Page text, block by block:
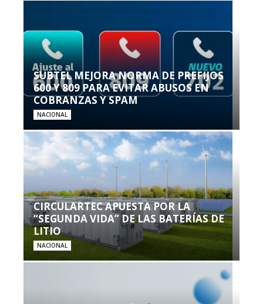
SUBTEL MEJORA NORMA DE PREFIJOS
600 Y 809 PARA EVITAR ABUSOS EN
COBRANZAS Y SPAM
NACIONAL
CIRCULARTEC APUESTA POR LA
“SEGUNDA VIDA” DE LAS BATERÍAS DE
LITIO
NACIONAL